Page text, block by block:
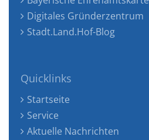
Digitales Gründerzentrum
Stadt.Land.Hof-Blog
Quicklinks
Startseite
Service
Aktuelle Nachrichten